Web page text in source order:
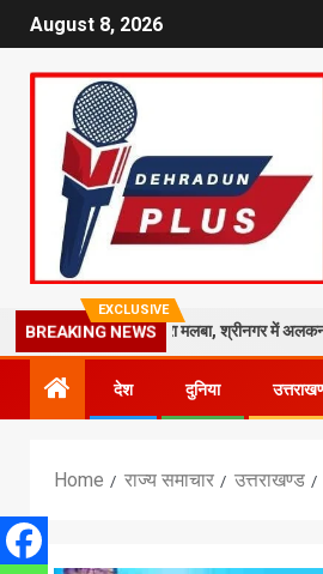
August 8, 2026
EXCLUSIVE
BREAKING NEWS
मंदिर पर गिरा मलबा, श्रीनगर में अलकनंदा का जलस्तर
देश दुनिया
Home राज्य समाचार उत्तराखण्ड